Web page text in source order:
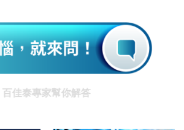
百佳泰專家幫你解答